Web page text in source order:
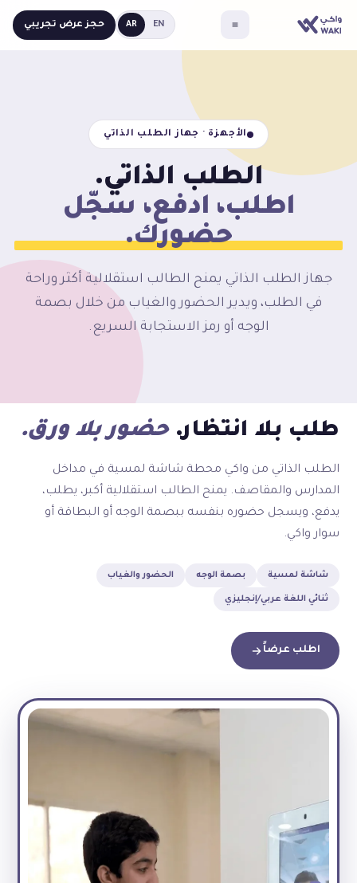
EN
AR حجز عرض تجريبي
الأجهزة · جهاز الطلب الذاتي
الطلب الذاتي.
اطلب، ادفع، سجّل
حضورك.
جهاز الطلب الذاتي يمنح الطالب استقلالية أكثر وراحة
في الطلب، ويدير الحضور والغياب من خلال بصمة
الوجه أو رمز الاستجابة السريع.
طلب بلا انتظار. حضور بلا ورق.
الطلب الذاتي من واكي محطة شاشة لمسية في مداخل
المدارس والمقاصف. يمنح الطالب استقلالية أكبر، يطلب،
يدفع، ويسجل حضوره بنفسه ببصمة الوجه أو البطاقة أو
سوار واكي.
شاشة لمسية بصمة الوجه الحضور والغياب
ثنائي اللغة عربي/إنجليزي
اطلب عرضاً